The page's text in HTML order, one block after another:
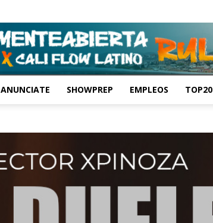
ANUNCIATE SHOWPREP EMPLEOS TOP20